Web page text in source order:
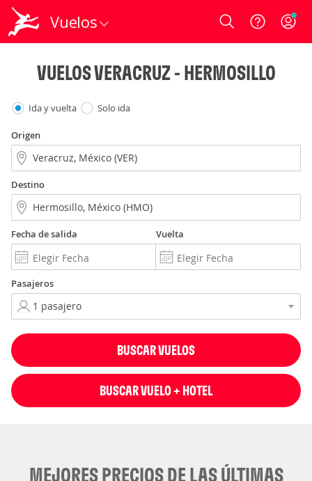
Vuelos Login
VUELOS VERACRUZ - HERMOSILLO
Ida y vuelta Solo ida
Origen
Destino
Fecha de salida Vuelta
Pasajeros
BUSCAR VUELOS
BUSCAR VUELO + HOTEL
MEJORES PRECIOS DE LAS ÚLTIMAS